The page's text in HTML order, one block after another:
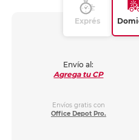
Exprés
Envío al:
Agrega tu CP
Envíos gratis con
Office Depot Pro.